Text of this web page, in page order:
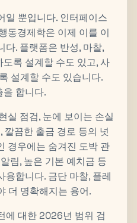
일 뿐입니다. 인터페이스
동경제학은 이제 이를 이
다. 플랫폼은 반성, 마찰,
록 설계할 수도 있고, 사
설계할 수도 있습니다.
을 합니다.
실 점검, 눈에 보이는 손실
깔끔한 출금 경로 등의 넛
경우에는 숨겨진 도박 관
림, 높은 기본 예치금 등
용합니다. 금단 마찰, 플레
더 명확해지는 용어.
에 대한 2026년 범위 검